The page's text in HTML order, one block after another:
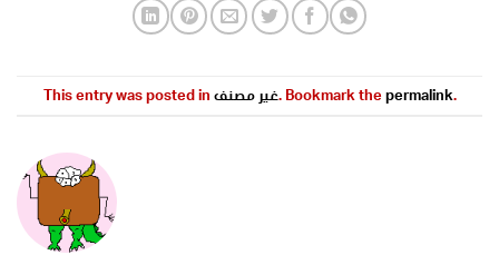
This entry was posted in غير مصنف. Bookmark the permalink.